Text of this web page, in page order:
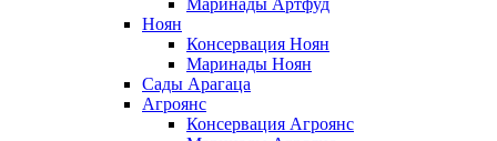
Маринады Артфуд
Ноян
Консервация Ноян
Маринады Ноян
Сады Арагаца
Агроянс
Консервация Агроянс